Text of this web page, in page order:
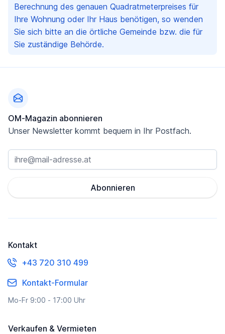
Berechnung des genauen Quadratmeterpreises für
Ihre Wohnung oder Ihr Haus benötigen, so wenden
Sie sich bitte an die örtliche Gemeinde bzw. die für
Sie zuständige Behörde.
OM-Magazin abonnieren
Unser Newsletter kommt bequem in Ihr Postfach.
Abonnieren
Kontakt
+43 720 310 499
Kontakt-Formular
Mo-Fr 9:00 - 17:00 Uhr
Verkaufen & Vermieten